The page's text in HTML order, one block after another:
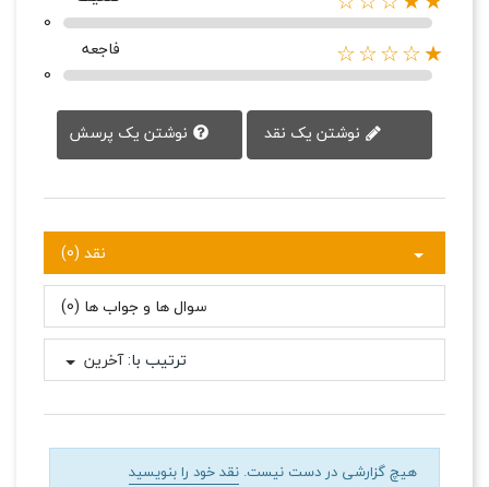
0
★☆☆☆☆
فاجعه
0
نوشتن یک پرسش
نقد (0)
سوال ها و جواب ها (0)
ترتیب با:آخرین
هیچ گزارشی در دست نیست. نقد خود را بنویسید